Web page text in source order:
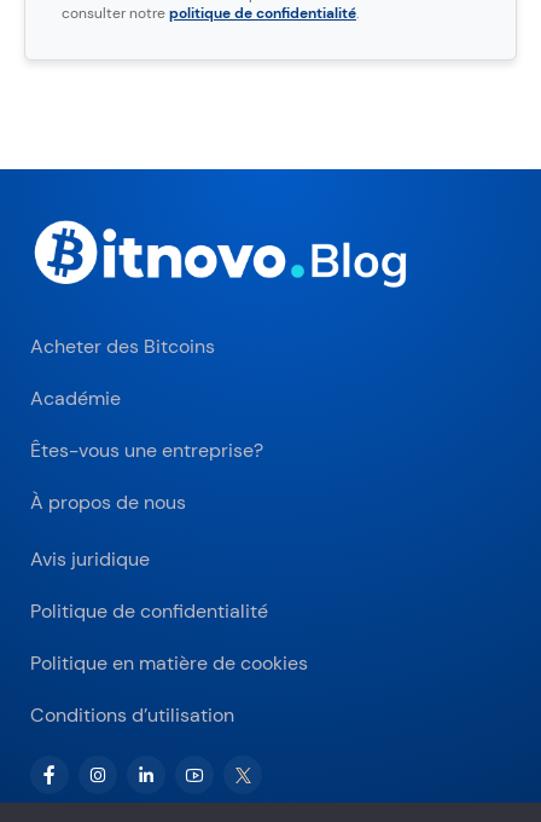
consulter notrepolitique de confidentialité.
Acheter des Bitcoins
Académie
Êtes-vous une entreprise?
À propos de nous
Avis juridique
Politique de confidentialité
Politique en matière de cookies
Conditions d’utilisation